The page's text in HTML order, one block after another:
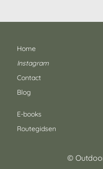
Home
Instagram
Contact
Blog
E-books
Routegidsen
©